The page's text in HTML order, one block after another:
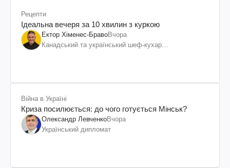
Рецепти
Ідеальна вечеря за 10 хвилин з куркою
Ектор Хіменес-БравоВчора
Канадський та український шеф-кухар
Війна в Україні
Криза посилюється: до чого готується Мінськ?
Олександр ЛевченкоВчора
Український дипломат